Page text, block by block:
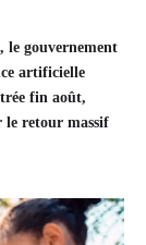
le gouvernement
artificielle
fin août,
le retour massif